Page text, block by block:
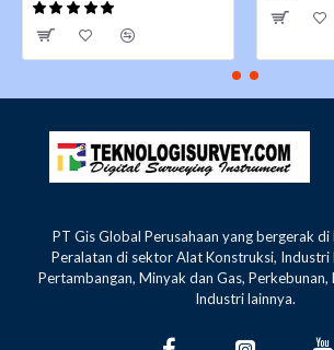
PT Gis Global Perusahaan yang bergerak
Peralatan di sektor Alat Konstruksi, Industri
Pertambangan, Minyak dan Gas,
Industri lainnya.